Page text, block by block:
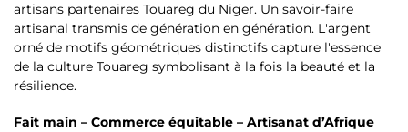
artisans partenaires Touareg du Niger. Un savoir-faire
artisanal transmis de génération en génération. L'argent
orné de motifs géométriques distinctifs capture l'essence
de la culture Touareg symbolisant à la fois la beauté et la
résilience.
Fait main – Commerce équitable – Artisanat d’Afrique